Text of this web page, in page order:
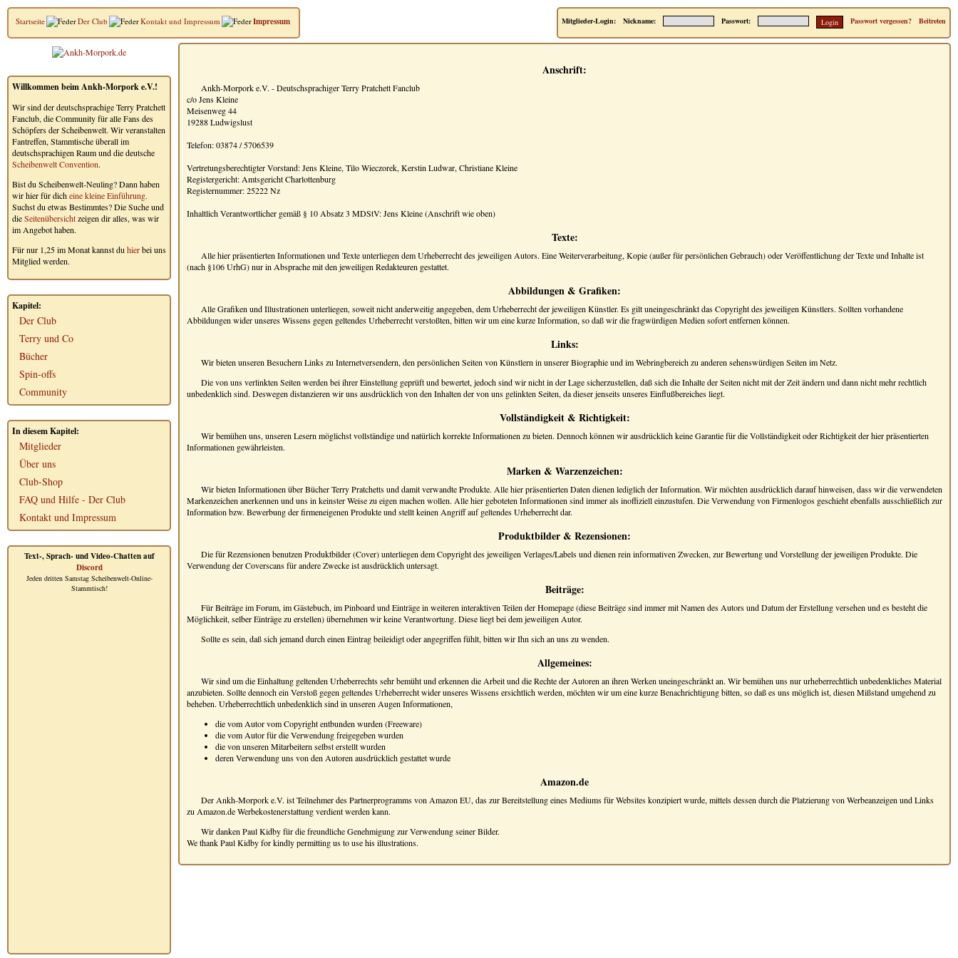
Startseite Der Club Kontakt und Impressum Impressum Beitreten
Passwort vergessen?
Passwort:
Nickname:
Mitglieder-Login:
Willkommen beim Ankh-Morpork e.V.!
Wir sind der deutschsprachige Terry Pratchett
Fanclub, die Community für alle Fans des
Schöpfers der Scheibenwelt. Wir veranstalten
Fantreffen, Stammtische überall im
deutschsprachigen Raum und die deutsche
Scheibenwelt Convention.
Bist du Scheibenwelt-Neuling? Dann haben
wir hier für dicheine kleine Einführung.
Suchst du etwas Bestimmtes? Die Suche und
dieSeitenübersichtzeigen dir alles, was wir
im Angebot haben.
Für nur 1,25 im Monat kannst du hierbei uns
Mitglied werden.
Kapitel:
Der Club
Terry und Co
Bücher
Spin-offs
Community
In diesem Kapitel:
Mitglieder
Über uns
Club-Shop
FAQ und Hilfe - Der Club
Kontakt und Impressum
Text-, Sprach- und Video-Chatten auf
Discord
Jeden dritten Samstag Scheibenwelt-Online-
Stammtisch!
Anschrift:
Ankh-Morpork e.V. - Deutschsprachiger Terry Pratchett Fanclub
c/o Jens Kleine
Meisenweg 44
19288 Ludwigslust
Telefon: 03874 / 5706539
Vertretungsberechtigter Vorstand: Jens Kleine, Tilo Wieczorek, Kerstin Ludwar, Christiane Kleine
Registergericht: Amtsgericht Charlottenburg
Registernummer: 25222 Nz
Inhaltlich Verantwortlicher gemäß § 10 Absatz 3 MDStV: Jens Kleine (Anschrift wie oben)
Texte:
Alle hier präsentierten Informationen und Texte unterliegen dem Urheberrecht des jeweiligen Autors. Eine Weiterverarbeitung, Kopie (außer für persönlichen Gebrauch) oder Veröffentlichung der Texte und Inhalte ist
(nach §106 UrhG) nur in Absprache mit den jeweiligen Redakteuren gestattet.
Abbildungen & Grafiken:
Alle Grafiken und Illustrationen unterliegen, soweit nicht anderweitig angegeben, dem Urheberrecht der jeweiligen Künstler. Es gilt uneingeschränkt das Copyright des jeweiligen Künstlers. Sollten vorhandene
Abbildungen wider unseres Wissens gegen geltendes Urheberrecht verstoßten, bitten wir um eine kurze Information, so daß wir die fragwürdigen Medien sofort entfernen können.
Links:
Wir bieten unseren Besuchern Links zu Internetversendern, den persönlichen Seiten von Künstlern in unserer Biographie und im Webringbereich zu anderen sehenswürdigen Seiten im Netz.
Die von uns verlinkten Seiten werden bei ihrer Einstellung geprüft und bewertet, jedoch sind wir nicht in der Lage sicherzustellen, daß sich die Inhalte der Seiten nicht mit der Zeit ändern und dann nicht mehr rechtlich
unbedenklich sind. Deswegen distanzieren wir uns ausdrücklich von den Inhalten der von uns gelinkten Seiten, da dieser jenseits unseres Einflußbereiches liegt.
Vollständigkeit & Richtigkeit:
Wir bemühen uns, unseren Lesern möglichst vollständige und natürlich korrekte Informationen zu bieten. Dennoch können wir ausdrücklich keine Garantie für die Vollständigkeit oder Richtigkeit der hier präsentierten
Informationen gewährleisten.
Marken & Warzenzeichen:
Wir bieten Informationen über Bücher Terry Pratchetts und damit verwandte Produkte. Alle hier präsentierten Daten dienen lediglich der Information. Wir möchten ausdrücklich darauf hinweisen, dass wir die verwendeten
Markenzeichen anerkennen und uns in keinster Weise zu eigen machen wollen. Alle hier geboteten Informationen sind immer als inoffiziell einzustufen. Die Verwendung von Firmenlogos geschieht ebenfalls ausschließlich zur
Information bzw. Bewerbung der firmeneigenen Produkte und stellt keinen Angriff auf geltendes Urheberrecht dar.
Produktbilder & Rezensionen:
Die für Rezensionen benutzen Produktbilder (Cover) unterliegen dem Copyright des jeweiligen Verlages/Labels und dienen rein informativen Zwecken, zur Bewertung und Vorstellung der jeweiligen Produkte. Die
Verwendung der Coverscans für andere Zwecke ist ausdrücklich untersagt.
Beiträge:
Für Beiträge im Forum, im Gästebuch, im Pinboard und Einträge in weiteren interaktiven Teilen der Homepage (diese Beiträge sind immer mit Namen des Autors und Datum der Erstellung versehen und es besteht die
Möglichkeit, selber Einträge zu erstellen) übernehmen wir keine Verantwortung. Diese liegt bei dem jeweiligen Autor.
Sollte es sein, daß sich jemand durch einen Eintrag beileidigt oder angegriffen fühlt, bitten wir Ihn sich an uns zu wenden.
Allgemeines:
Wir sind um die Einhaltung geltenden Urheberrechts sehr bemüht und erkennen die Arbeit und die Rechte der Autoren an ihren Werken uneingeschränkt an. Wir bemühen uns nur urheberrechtlich unbedenkliches Material
anzubieten. Sollte dennoch ein Verstoß gegen geltendes Urheberrecht wider unseres Wissens ersichtlich werden, möchten wir um eine kurze Benachrichtigung bitten, so daß es uns möglich ist, diesen Mißstand umgehend zu
beheben. Urheberrechtlich unbedenklich sind in unseren Augen Informationen,
die vom Autor vom Copyright entbunden wurden (Freeware)
die vom Autor für die Verwendung freigegeben wurden
die von unseren Mitarbeitern selbst erstellt wurden
deren Verwendung uns von den Autoren ausdrücklich gestattet wurde
Amazon.de
Der Ankh-Morpork e.V. ist Teilnehmer des Partnerprogramms von Amazon EU, das zur Bereitstellung eines Mediums für Websites konzipiert wurde, mittels dessen durch die Platzierung von Werbeanzeigen und Links
zu Amazon.de Werbekostenerstattung verdient werden kann.
Wir danken Paul Kidby für die freundliche Genehmigung zur Verwendung seiner Bilder.
We thank Paul Kidby for kindly permitting us to use his illustrations.